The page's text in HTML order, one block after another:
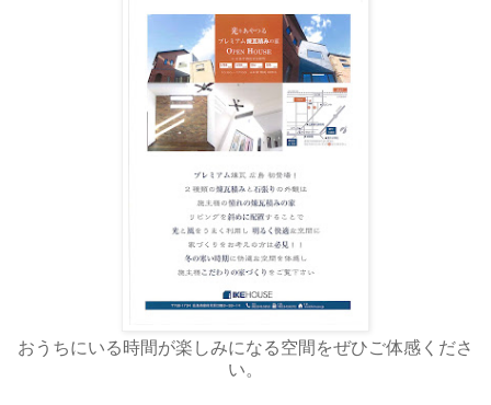
おうちにいる時間が楽しみになる空間をぜひご体感くださ
い。